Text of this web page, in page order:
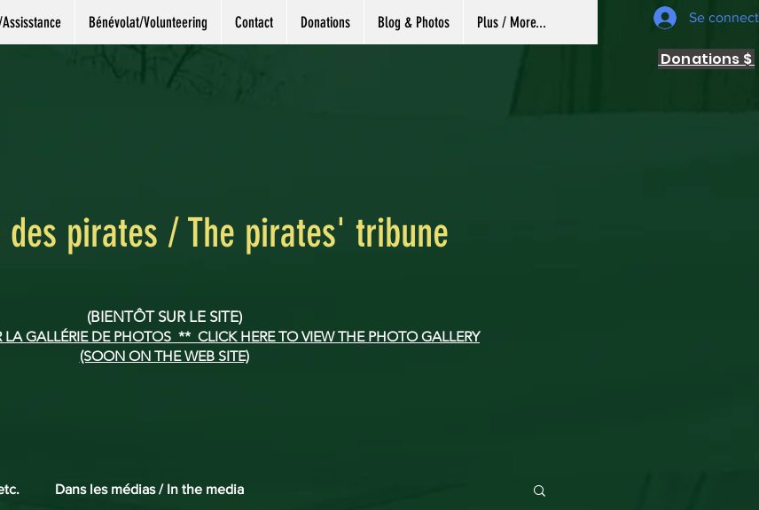
Bénévolat/Volunteering Contact Donations Blog & Photos Plus / More... Se
Donations $
des pirates / The pirates' tribune
(BIENTÔT SUR LE SITE)
LA GALLÉRIE DE PHOTOS ** CLICK HERE TO VIEW THE PHOTO GALLERY
(SOON ON THE WEB SITE)
Dans les médias / In the media